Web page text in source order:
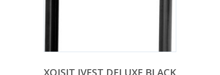
XQISIT IVEST DELUXE BLACK